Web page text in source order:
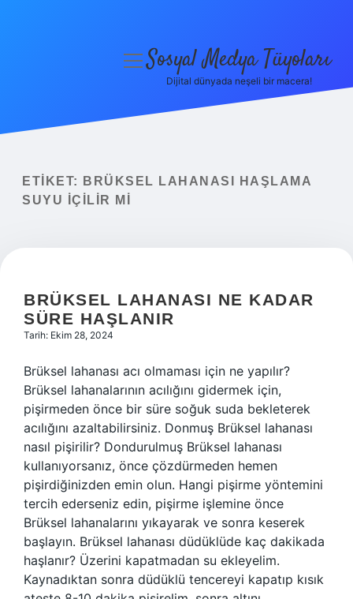
Yasal Uyarı
menüyüSosyal Medya Tüyoları
Dijital dünyada neşeli bir macera!
ETIKET:
BRÜKSEL LAHANASI HAŞLAMA
SUYU IÇILIR MI
BRÜKSEL LAHANASI NE KADAR
SÜRE HAŞLANIR
Tarih: Ekim 28, 2024
Brüksel lahanası acı olmaması için ne yapılır?
Brüksel lahanalarının acılığını gidermek için,
pişirmeden önce bir süre soğuk suda bekleterek
acılığını azaltabilirsiniz. Donmuş Brüksel lahanası
nasıl pişirilir? Dondurulmuş Brüksel lahanası
kullanıyorsanız, önce çözdürmeden hemen
pişirdiğinizden emin olun. Hangi pişirme yöntemini
tercih ederseniz edin, pişirme işlemine önce
Brüksel lahanalarını yıkayarak ve sonra keserek
başlayın. Brüksel lahanası düdüklüde kaç dakikada
haşlanır? Üzerini kapatmadan su ekleyelim.
Kaynadıktan sonra düdüklü tencereyi kapatıp kısık